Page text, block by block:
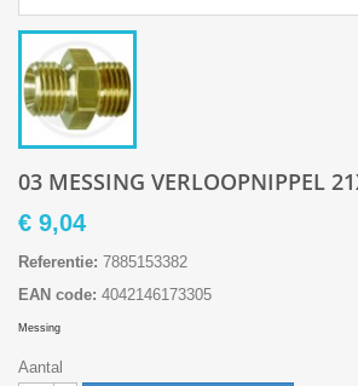
03 MESSING VERLOOPNIPPEL
€ 9,04
Referentie: 7885153382
EAN code: 4042146173305
Messing
Aantal